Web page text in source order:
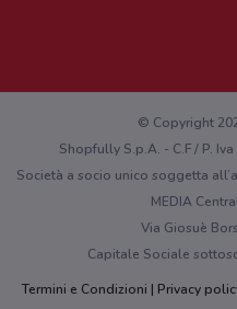
Hai un malfunzionamento sul web
© Copyright
Shopfully S.p.A. - C.F / P.
Società a socio unico soggetta
MEDIA
Via Giosuè
Capitale Sociale
Termini e Condizioni
Privacy